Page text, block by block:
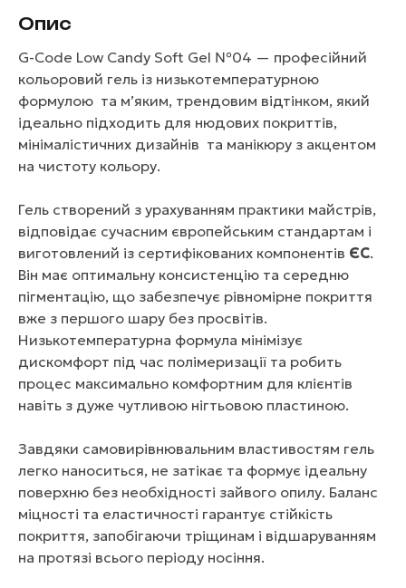
Опис
G-Code Low Candy Soft Gel №04 — професійний
кольоровий гель із низькотемпературною
формулою та м’яким, трендовим відтінком, який
ідеально підходить для нюдових покриттів,
мінімалістичних дизайнів та манікюру з акцентом
на чистоту кольору.
Гель створений з урахуванням практики майстрів,
відповідає сучасним європейським стандартам і
виготовлений із сертифікованих компонентів ЄС.
Він має оптимальну консистенцію та середню
пігментацію, що забезпечує рівномірне покриття
вже з першого шару без просвітів.
Низькотемпературна формула мінімізує
дискомфорт під час полімеризації та робить
процес максимально комфортним для клієнтів
навіть з дуже чутливою нігтьовою пластиною.
Завдяки самовирівнювальним властивостям гель
легко наноситься, не затікає та формує ідеальну
поверхню без необхідності зайвого опилу. Баланс
міцності та еластичності гарантує стійкість
покриття, запобігаючи тріщинам і відшаруванням
на протязі всього періоду носіння.